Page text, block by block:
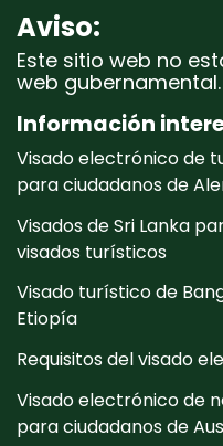
Aviso:
Este sitio web no
web gubernamental.
Información
Visado electrónico de
para ciudadanos de
Visados de Sri Lanka
visados turísticos
Visado turístico de
Etiopía
Requisitos del visado
Visado electrónico de
para ciudadanos de